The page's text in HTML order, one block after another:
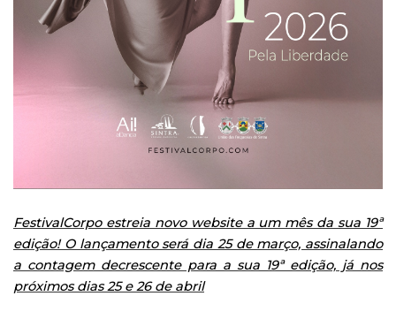
FestivalCorpo estreia novo website a um mês da sua 19ª
edição! O lançamento será dia 25 de março, assinalando
a contagem decrescente para a sua 19ª edição, já nos
próximos dias 25 e 26 de abril